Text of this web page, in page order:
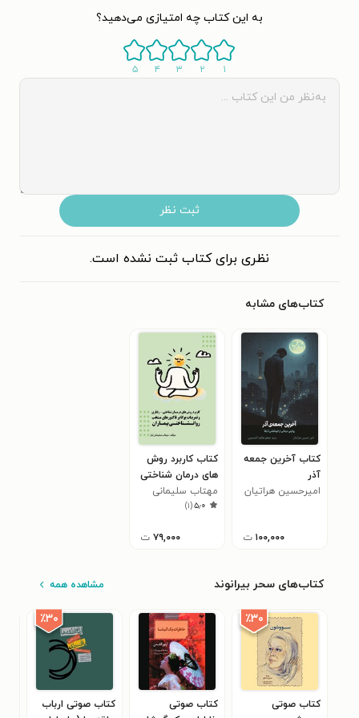
به این کتاب چه امتیازی می‌دهید؟
۱ ۲ ۳ ۴ ۵
ثبت نظر
نظری برای کتاب ثبت نشده است.
کتاب‌های مشابه
کتاب آخرین جمعه
آذر
امیرحسین هراتیان
۱۰۰,۰۰۰ ت
کتاب کاربرد روش
های درمان شناختی
- رفتاری و تمرینات
یوگا بر فاکتورهای
شناختی بیماران
مهتاب سلیمانی
تبار۵٫۰(۱)
۷۹,۰۰۰ ت
کتاب‌های سحر بیرانوند مشاهده همه
٪۳۰
کتاب صوتی
کتاب صوتی
٪۳۰
کتاب صوتی ارباب